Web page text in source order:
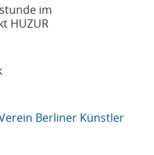
im
HUZUR
Berliner Künstler